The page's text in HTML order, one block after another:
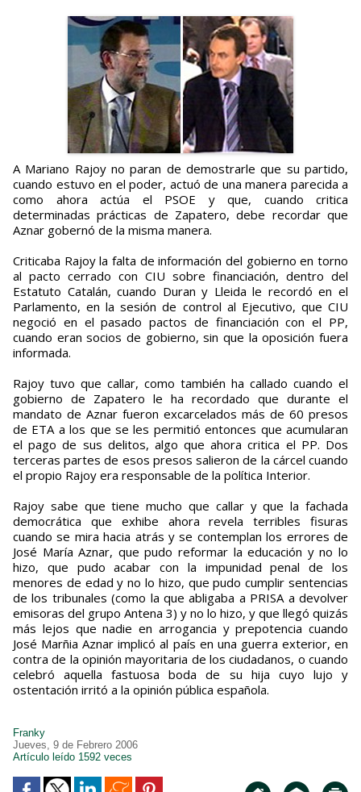
A Mariano Rajoy no paran de demostrarle que su partido,
cuando estuvo en el poder, actuó de una manera parecida a
como ahora actúa el PSOE y que, cuando critica
determinadas prácticas de Zapatero, debe recordar que
Aznar gobernó de la misma manera.
Criticaba Rajoy la falta de información del gobierno en torno
al pacto cerrado con CIU sobre financiación, dentro del
Estatuto Catalán, cuando Duran y Lleida le recordó en el
Parlamento, en la sesión de control al Ejecutivo, que CIU
negoció en el pasado pactos de financiación con el PP,
cuando eran socios de gobierno, sin que la oposición fuera
informada.
Rajoy tuvo que callar, como también ha callado cuando el
gobierno de Zapatero le ha recordado que durante el
mandato de Aznar fueron excarcelados más de 60 presos
de ETA a los que se les permitió entonces que acumularan
el pago de sus delitos, algo que ahora critica el PP. Dos
terceras partes de esos presos salieron de la cárcel cuando
el propio Rajoy era responsable de la política Interior.
Rajoy sabe que tiene mucho que callar y que la fachada
democrática que exhibe ahora revela terribles fisuras
cuando se mira hacia atrás y se contemplan los errores de
José María Aznar, que pudo reformar la educación y no lo
hizo, que pudo acabar con la impunidad penal de los
menores de edad y no lo hizo, que pudo cumplir sentencias
de los tribunales (como la que abligaba a PRISA a devolver
emisoras del grupo Antena 3) y no lo hizo, y que llegó quizás
más lejos que nadie en arrogancia y prepotencia cuando
José Marñia Aznar implicó al país en una guerra exterior, en
contra de la opinión mayoritaria de los ciudadanos, o cuando
celebró aquella fastuosa boda de su hija cuyo lujo y
ostentación irritó a la opinión pública española.
Franky
Jueves, 9 de Febrero 2006
Artículo leído 1592 veces